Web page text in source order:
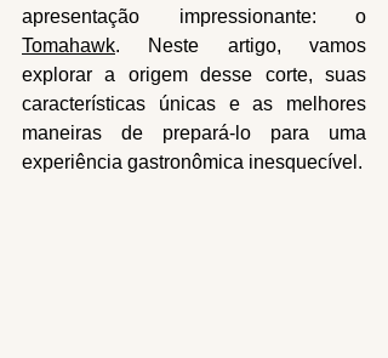
Tomahawk. Neste artigo, vamos
explorar a origem desse corte, suas
características únicas e as melhores
maneiras de prepará-lo para uma
experiência gastronômica inesquecível.